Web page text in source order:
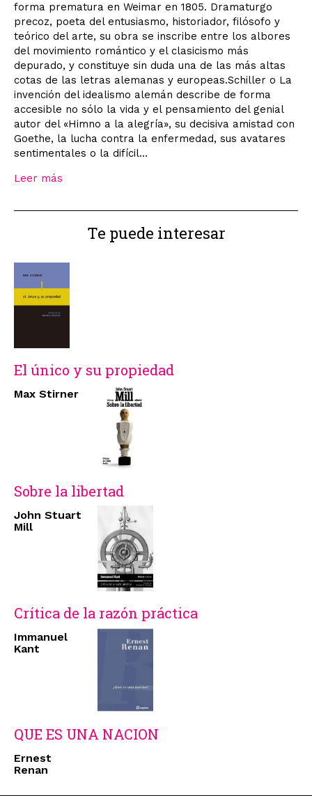
forma prematura en Weimar en 1805. Dramaturgo
precoz, poeta del entusiasmo, historiador, filósofo y
teórico del arte, su obra se inscribe entre los albores
del movimiento romántico y el clasicismo más
depurado, y constituye sin duda una de las más altas
cotas de las letras alemanas y europeas.Schiller o La
invención del idealismo alemán describe de forma
accesible no sólo la vida y el pensamiento del genial
autor del «Himno a la alegría», su decisiva amistad con
Goethe, la lucha contra la enfermedad, sus avatares
sentimentales o la difícil...
Leer más
Te puede interesar
El único y su propiedad
Max Stirner
Sobre la libertad
John Stuart
Mill
Crítica de la razón práctica
Immanuel
Kant
QUE ES UNA NACION
Ernest
Renan